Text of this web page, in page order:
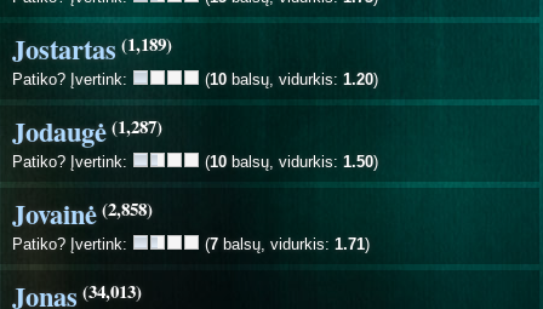
Jostartas(1,189)
Patiko? Įvertink: (10 balsų, vidurkis: 1.20)
Jodaugė(1,287)
Patiko? Įvertink: (10 balsų, vidurkis: 1.50)
Jovainė(2,858)
Patiko? Įvertink: (7 balsų, vidurkis: 1.71)
Jonas (34,013)